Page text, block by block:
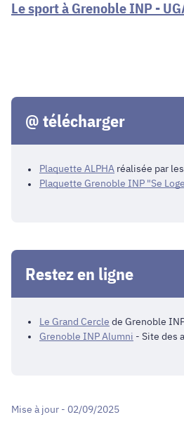
Le sport à Grenoble INP -
@ télécharger
Plaquette ALPHA réalisée par
Plaquette Grenoble INP "Se
Restez en ligne
Le Grand Cercle de Grenoble
Grenoble INP Alumni - Site des
Mise à jour - 02/09/2025